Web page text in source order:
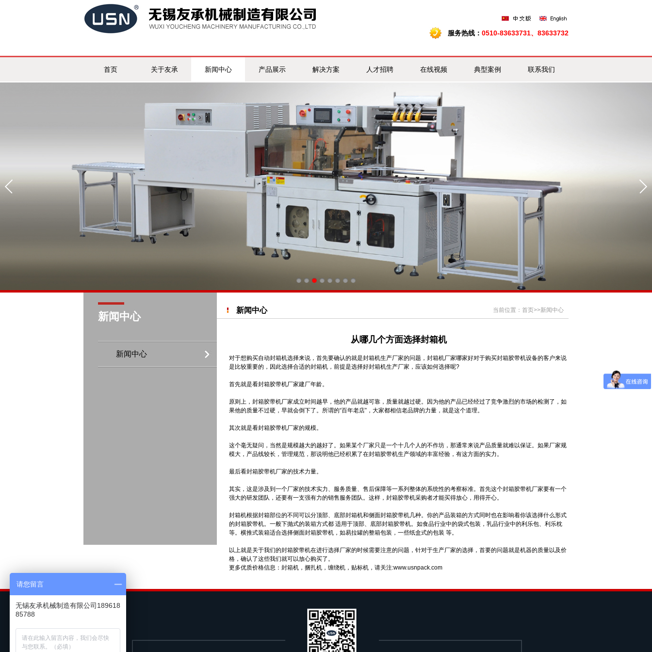
服务热线： 0510-83633731、83633732
首页 关于友承 新闻中心 产品展示 解决方案 人才招聘 在线视频 典型案例 联系我们
新闻中心 当前位置： 首页>>新闻中心
从哪几个方面选择封箱机
对于想购买自动封箱机选择来说，首先要确认的就是封箱机生产厂家的问题，封箱机厂家哪家好对于购买封箱胶带机设备的客户来说
是比较重要的，因此选择合适的封箱机，前提是选择好封箱机生产厂家，应该如何选择呢?
首先就是看封箱胶带机厂家建厂年龄。
原则上，封箱胶带机厂家成立时间越早，他的产品就越可靠，质量就越过硬。因为他的产品已经经过了竞争激烈的市场的检测了，如
果他的质量不过硬，早就会倒下了。所谓的“百年老店”，大家都相信老品牌的力量，就是这个道理。
其次就是看封箱胶带机厂家的规模。
这个毫无疑问，当然是规模越大的越好了。如果某个厂家只是一个十几个人的不作坊，那通常来说产品质量就难以保证。如果厂家规
模大，产品线较长，管理规范，那说明他已经积累了在封箱胶带机生产领域的丰富经验，有这方面的实力。
最后看封箱胶带机厂家的技术力量。
其实，这是涉及到一个厂家的技术实力、服务质量、售后保障等一系列整体的系统性的考察标准。首先这个封箱胶带机厂家要有一个
强大的研发团队，还要有一支强有力的销售服务团队。这样，封箱胶带机采购者才能买得放心，用得开心。
封箱机根据封箱部位的不同可以分顶部、底部封箱机和侧面封箱胶带机几种。你的产品装箱的方式同时也在影响着你该选择什么形式
的封箱胶带机。一般下抛式的装箱方式都 适用于顶部、底部封箱胶带机。如食品行业中的袋式包装，乳品行业中的利乐包、利乐枕
等。横推式装箱适合选择侧面封箱胶带机，如易拉罐的整箱包装，一些纸盒式的包装 等。
以上就是关于我们的封箱胶带机在进行选择厂家的时候需要注意的问题，针对于生产厂家的选择，首要的问题就是机器的质量以及价
格，确认了这些我们就可以放心购买了。
更多优质价格信息： 封箱机 ， 捆扎机 ， 缠绕机 ， 贴标机 ，请关注:www.usnpack.com
新闻中心
新闻中心
请您留言
无锡友承机械制造有限公司189618
85788